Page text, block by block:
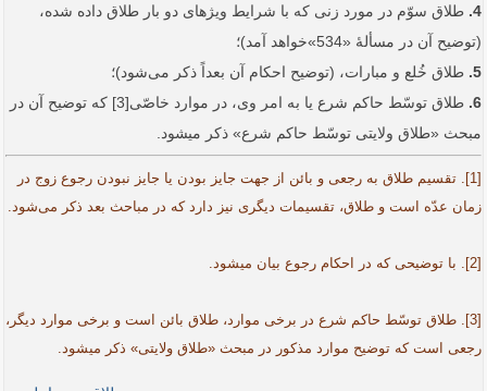
4. طلاق سوّم در مورد زنی که با شرایط ویژه­ای دو بار طلاق داده شده،
(توضیح آن در مسألۀ «534»خواهد آمد)؛
5. طلاق خُلع و مبارات، (توضیح احکام آن بعداً‌ ذکر می‌شود)؛
6.
طلاق توسّط حاکم شرع یا به امر وی، در موارد خاصّی[3] که توضیح آن در
مبحث «طلاق ولایتی توسّط حاکم شرع» ذکر می­شود.
[1]. تقسیم طلاق به رجعی و بائن از جهت جایز بودن یا جایز نبودن رجوع زوج در
زمان عدّه است و طلاق، تقسیمات دیگری نیز دارد که در مباحث بعد ذکر می‌شود.
[2]. با توضیحی که در احکام رجوع بیان می­شود.
[3]. طلاق توسّط حاکم شرع در برخی موارد، طلاق بائن است و برخی موارد دیگر،
رجعی است که توضیح موارد مذکور در مبحث «طلاق ولایتی» ذکر می­شود.